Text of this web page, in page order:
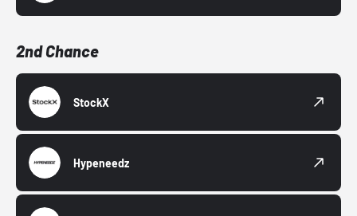
2nd Chance
StockX
Hypeneedz